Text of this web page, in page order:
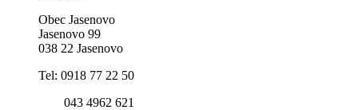
Obec Jasenovo
Jasenovo 99
038 22 Jasenovo
Tel: 0918 77 22 50
043 4962 621